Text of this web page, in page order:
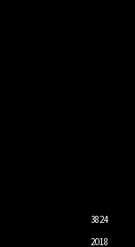
3824
2018